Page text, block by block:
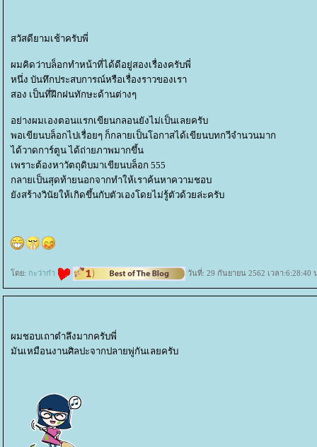
สวัสดียามเช้าครับพี่
ผมคิดว่าบล็อกทำหน้าที่ได้ดีอยู่สองเรื่องครับพี่
หนึ่ง บันทึกประสบการณ์หรือเรื่องราวของเรา
สอง เป็นที่ฝึกฝนทักษะด้านต่างๆ
อย่างผมเองตอนแรกเขียนกลอนยังไม่เป็นเลยครับ
พอเขียนบล็อกไปเรื่อยๆ ก็กลายเป็นโอกาสได้เขียนบทกวีจำนวนมาก
ได้วาดการ์ตูน ได้ถ่ายภาพมากขึ้น
เพราะต้องหาวัตถุดิบมาเขียนบล็อก 555
กลายเป็นสุดท้ายนอกจากทำให้เราค้นหาความชอบ
ังสร้างวินัยให้เกิดขึ้นกับตัวเองโดยไม่รู้ตัวด้วยล่ะครับ
ดย: กะว่าก๋า วันที่: 29 กันยายน 2562 เวลา:6:28:40
ผมชอบเถาตำลึงมากครับพี่
มันเหมือนงานศิลปะจากปลายพู่กันเลยครับ